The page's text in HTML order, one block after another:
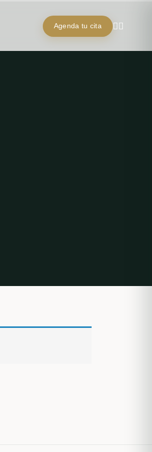
Agenda tu cita